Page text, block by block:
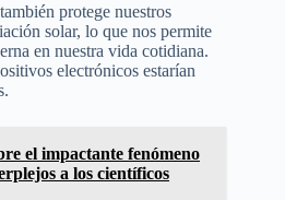
protege nuestros
solar, lo que nos permite
en nuestra vida cotidiana.
electrónicos estarían
el impactante fenómeno
a los científicos